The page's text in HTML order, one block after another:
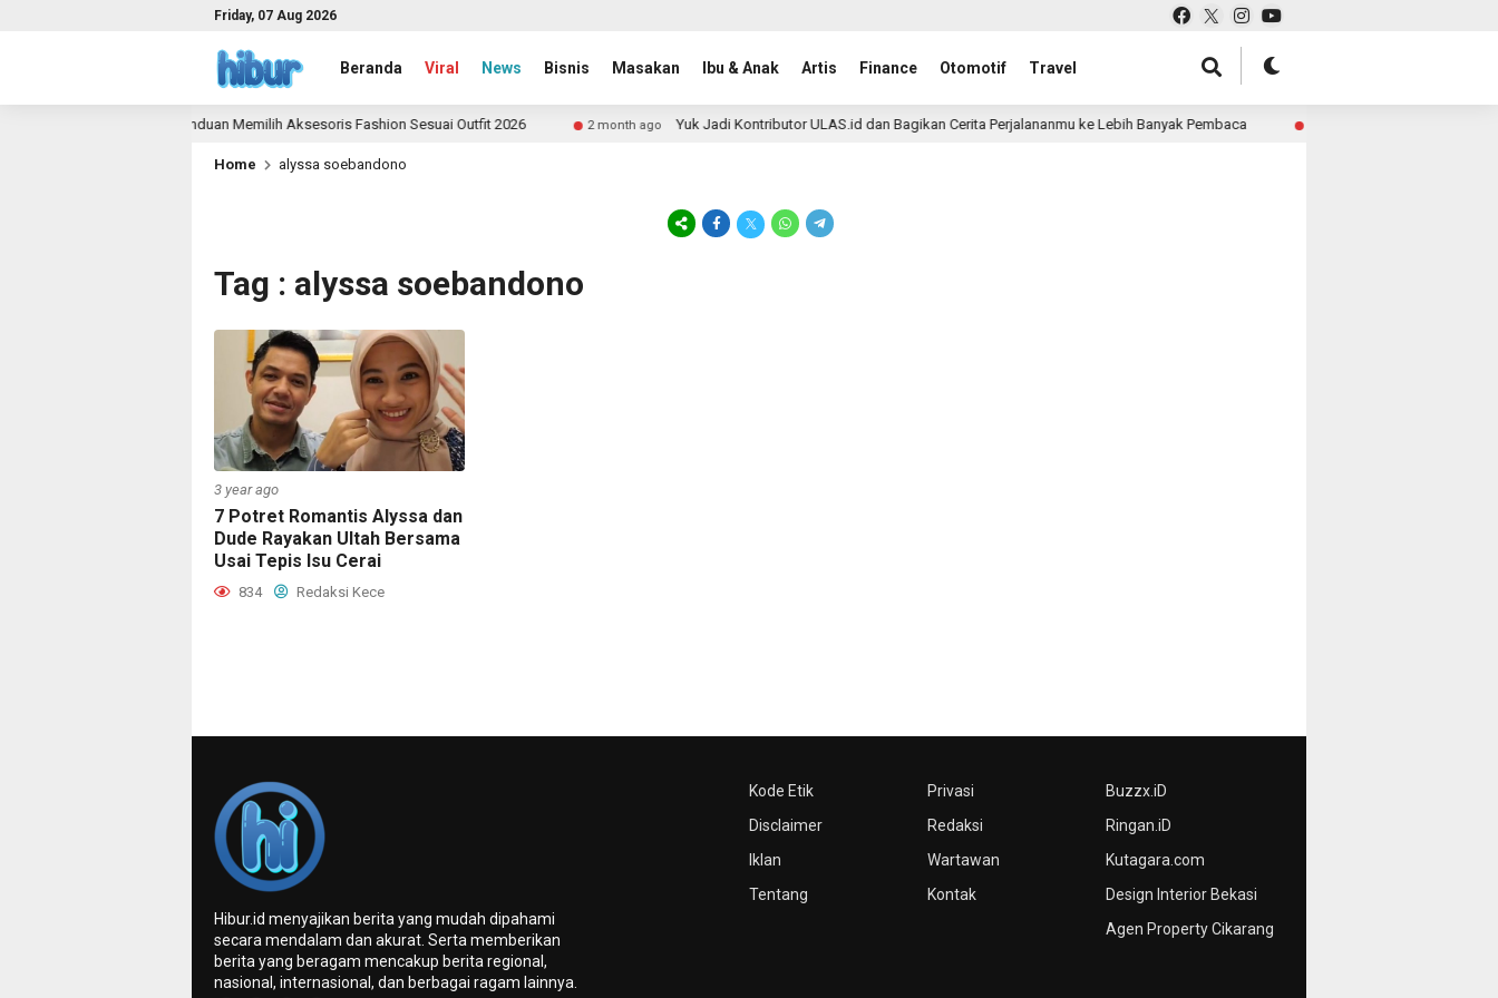
Friday, 07 Aug 2026
Beranda Viral News Bisnis Masakan Ibu & Anak Artis Finance Otomotif Travel
Panduan Memilih Aksesoris Fashion Sesuai Outfit 2026 2 month ago Yuk Jadi Kontributor ULAS.id dan Bagikan Cerita Perjalananmu ke Lebih Banyak Pembaca 3 month ago
Home alyssa soebandono
Tag : alyssa soebandono
3 year ago
7 Potret Romantis Alyssa dan
Dude Rayakan Ultah Bersama
Usai Tepis Isu Cerai
834 Redaksi Kece
Kode Etik
Disclaimer
Iklan
Tentang
Privasi
Redaksi
Wartawan
Kontak
Buzzx.iD
Ringan.iD
Kutagara.com
Design Interior Bekasi
Agen Property Cikarang
Hibur.id menyajikan berita yang mudah dipahami
secara mendalam dan akurat. Serta memberikan
berita yang beragam mencakup berita regional,
nasional, internasional, dan berbagai ragam lainnya.